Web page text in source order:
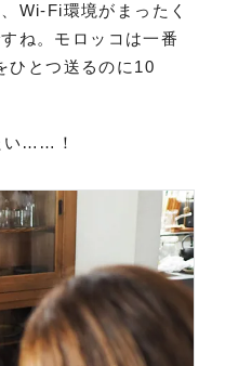
Wi-Fi環境がまったく
ね。モロッコは一番
ひとつ送るのに10
い……！